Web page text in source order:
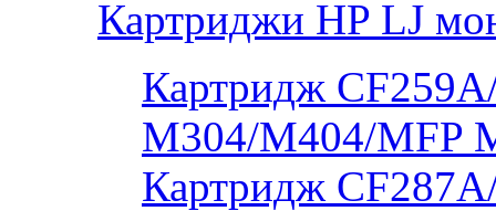
Картриджи HP LJ
Картридж
M304/M404/MFP
Картридж